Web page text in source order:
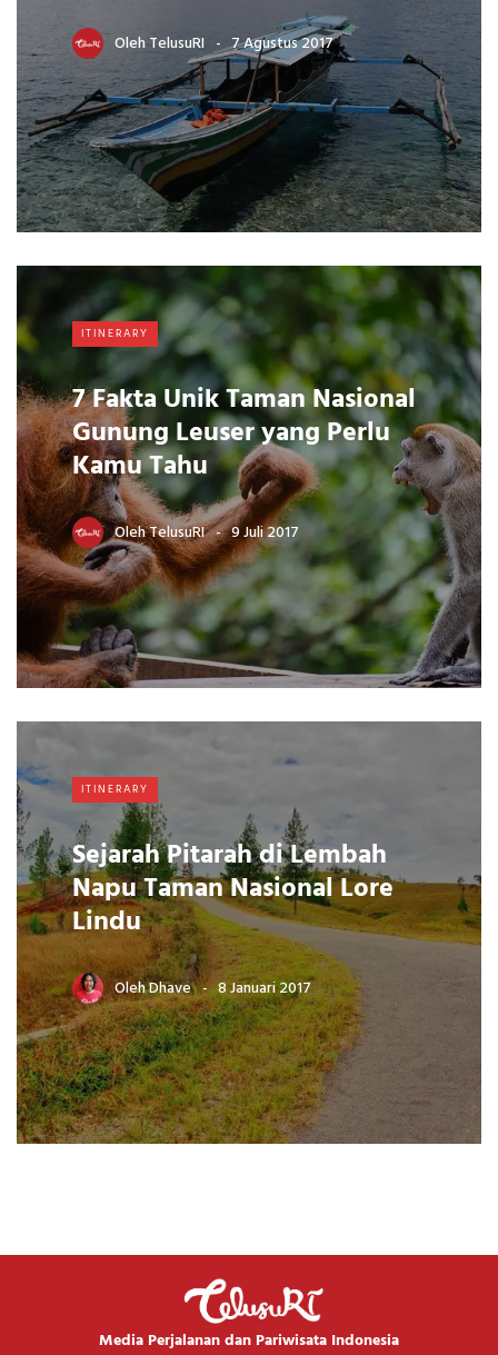
Oleh TelusuRI 7 Agustus 2017
ITINERARY
7 Fakta Unik Taman Nasional
Gunung Leuser yang Perlu
Kamu Tahu
OlehTelusuRI 9 Juli 2017
ITINERARY
Sejarah Pitarah di Lembah
Napu Taman Nasional Lore
Lindu
OlehDhave 8 Januari 2017
Media Perjalanan dan Pariwisata Indonesia